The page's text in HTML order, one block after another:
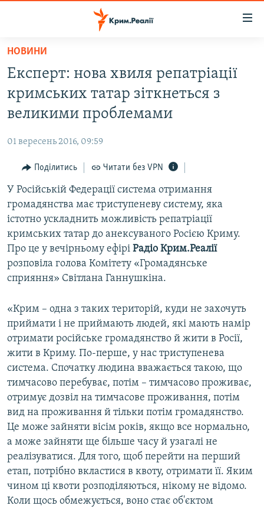
Перейти
основного
матеріалу
Перейти
до
основної
навігації
Перейти
пошуку
ВОДА.КРИМ
ВІДЕО ТА ФОТО
БЛОГИ
ПОГЛЯД
ІНТЕРВ'Ю
ВСЕ ЗА ДЕНЬ
СПЕЦПРОЕКТИ
ДЕПОРТАЦІЯ
ВІДЕОУРОКИ «ELIFBE»
УКРАЇНСЬКА ПРОБЛЕМА КРИМУ
ІНФОГРАФІКА
ЯК ОБІЙТИ БЛОКУВАННЯ
Русский
Qırımtatar
ДОЛУЧАЙСЯ!
Усі сайти RFE/RL
НОВИНИ
Експерт: нова хвиля репатріації
кримських татар зіткнеться з
великими проблемами
01 вересень 2016, 09:59
Поділитись Читати без VPN
У Російській Федерації система отримання
громадянства має триступеневу систему, яка
істотно ускладнить можливість репатріації
кримських татар до анексуваного Росією Криму.
Про це у вечірньому ефірі Радіо Крим.Реалії
розповіла голова Комітету «Громадянське
сприяння» Світлана Ганнушкіна.
«Крим – одна з таких територій, куди не захочуть
приймати і не приймають людей, які мають намір
отримати російське громадянство й жити в Росії,
жити в Криму. По-перше, у нас триступенева
система. Спочатку людина вважається такою, що
тимчасово перебуває, потім – тимчасово проживає,
отримує дозвіл на тимчасове проживання, потім
вид на проживання й тільки потім громадянство.
Це може зайняти вісім років, якщо все нормально,
а може зайняти ще більше часу й узагалі не
реалізуватися. Для того, щоб перейти на перший
етап, потрібно вкластися в квоту, отримати її. Яким
чином ці квоти розподіляються, нікому не відомо.
Коли щось обмежується, воно стає об'єктом